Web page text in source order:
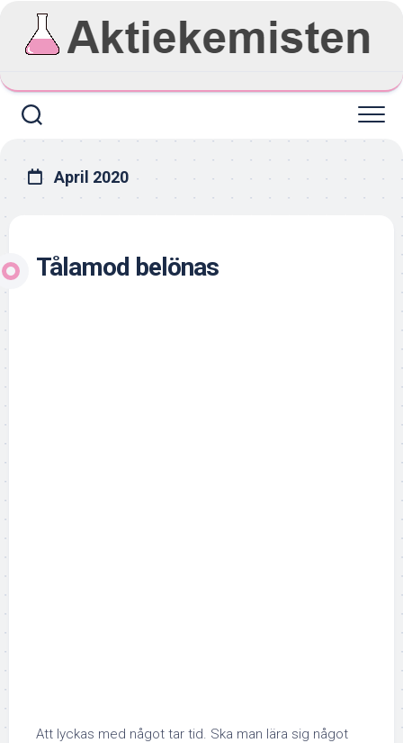
content
April 2020
Tålamod belönas
Att lyckas med något tar tid. Ska man lära sig något